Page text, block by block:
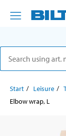
Start Leisure
Elbow wrap, L